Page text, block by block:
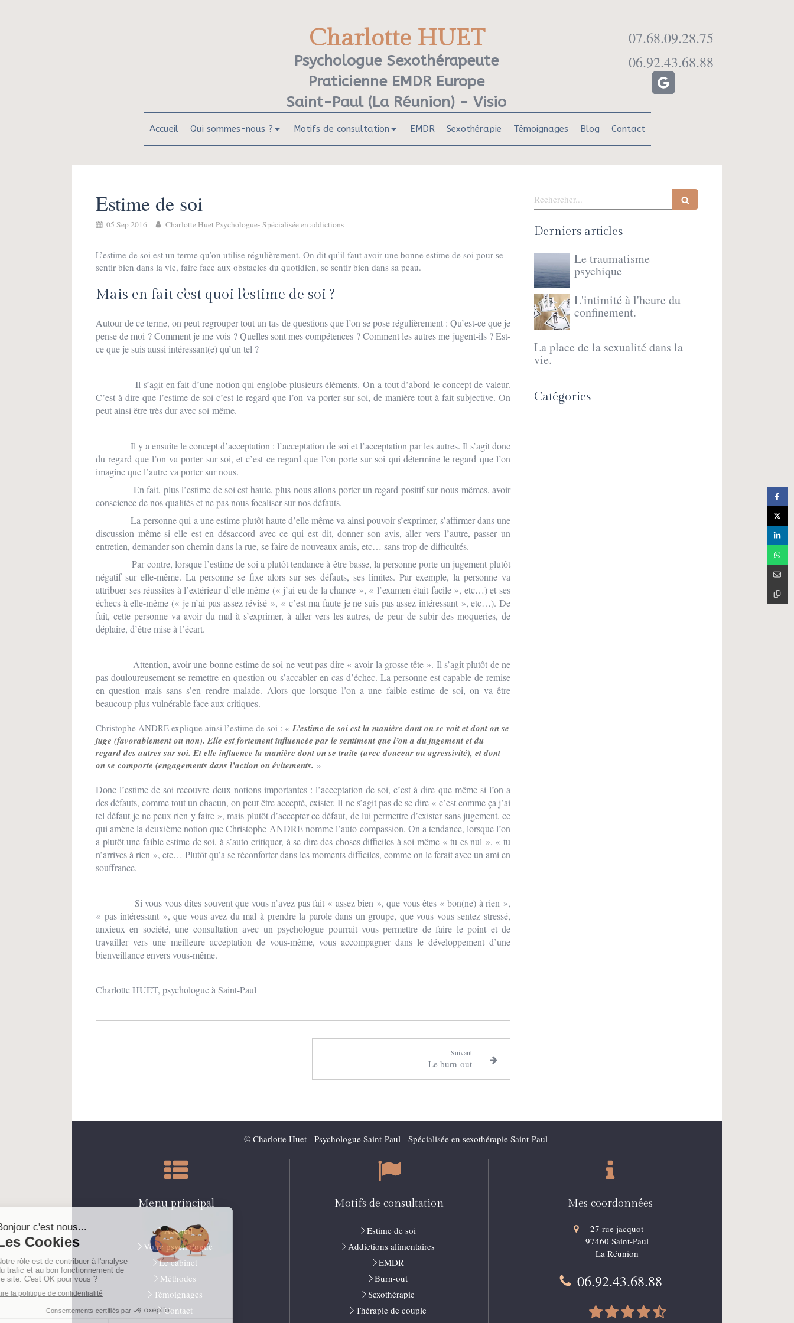
Charlotte HUET
07.68.09.28.75
06.92.43.68.88
Psychologue Sexothérapeute
Praticienne EMDR Europe
Saint-Paul (La Réunion) - Visio
Accueil Qui sommes-nous ? Motifs de consultation EMDR Sexothérapie Témoignages Blog Contact
Estime de soi
05 Sep 2016 Charlotte Huet Psychologue- Spécialisée en addictions
L’estime de soi est un terme qu’on utilise régulièrement. On dit qu’il faut avoir une bonne estime de soi pour se
sentir bien dans la vie, faire face aux obstacles du quotidien, se sentir bien dans sa peau.
Mais en fait c’est quoi l’estime de soi ?
Autour de ce terme, on peut regrouper tout un tas de questions que l’on se pose régulièrement : Qu’est-ce que je
pense de moi ? Comment je me vois ? Quelles sont mes compétences ? Comment les autres me jugent-ils ? Est-
ce que je suis aussi intéressant(e) qu’un tel ?
Il s’agit en fait d’une notion qui englobe plusieurs éléments. On a tout d’abord le concept de valeur.
C’est-à-dire que l’estime de soi c’est le regard que l’on va porter sur soi, de manière tout à fait subjective. On
peut ainsi être très dur avec soi-même.
Il y a ensuite le concept d’acceptation : l’acceptation de soi et l’acceptation par les autres. Il s’agit donc
du regard que l’on va porter sur soi, et c’est ce regard que l’on porte sur soi qui détermine le regard que l’on
imagine que l’autre va porter sur nous.
En fait, plus l’estime de soi est haute, plus nous allons porter un regard positif sur nous-mêmes, avoir
conscience de nos qualités et ne pas nous focaliser sur nos défauts.
La personne qui a une estime plutôt haute d’elle même va ainsi pouvoir s’exprimer, s’affirmer dans une
discussion même si elle est en désaccord avec ce qui est dit, donner son avis, aller vers l’autre, passer un
entretien, demander son chemin dans la rue, se faire de nouveaux amis, etc… sans trop de difficultés.
Par contre, lorsque l’estime de soi a plutôt tendance à être basse, la personne porte un jugement plutôt
négatif sur elle-même. La personne se fixe alors sur ses défauts, ses limites. Par exemple, la personne va
attribuer ses réussites à l’extérieur d’elle même (« j’ai eu de la chance », « l’examen était facile », etc…) et ses
échecs à elle-même (« je n’ai pas assez révisé », « c’est ma faute je ne suis pas assez intéressant », etc…). De
fait, cette personne va avoir du mal à s’exprimer, à aller vers les autres, de peur de subir des moqueries, de
déplaire, d’être mise à l’écart.
Attention, avoir une bonne estime de soi ne veut pas dire « avoir la grosse tête ». Il s’agit plutôt de ne
pas douloureusement se remettre en question ou s’accabler en cas d’échec. La personne est capable de remise
en question mais sans s’en rendre malade. Alors que lorsque l’on a une faible estime de soi, on va être
beaucoup plus vulnérable face aux critiques.
Christophe ANDRE explique ainsi l’estime de soi : « L’estime de soi est la manière dont on se voit et dont on se
juge (favorablement ou non). Elle est fortement influencée par le sentiment que l’on a du jugement et du
regard des autres sur soi. Et elle influence la manière dont on se traite (avec douceur ou agressivité), et dont
on se comporte (engagements dans l’action ou évitements. »
Donc l’estime de soi recouvre deux notions importantes : l’acceptation de soi, c’est-à-dire que même si l’on a
des défauts, comme tout un chacun, on peut être accepté, exister. Il ne s’agit pas de se dire « c’est comme ça j’ai
tel défaut je ne peux rien y faire », mais plutôt d’accepter ce défaut, de lui permettre d’exister sans jugement. ce
qui amène la deuxième notion que Christophe ANDRE nomme l’auto-compassion. On a tendance, lorsque l’on
a plutôt une faible estime de soi, à s’auto-critiquer, à se dire des choses difficiles à soi-même « tu es nul », « tu
n’arrives à rien », etc… Plutôt qu’a se réconforter dans les moments difficiles, comme on le ferait avec un ami en
souffrance.
Si vous vous dites souvent que vous n’avez pas fait « assez bien », que vous êtes « bon(ne) à rien »,
« pas intéressant », que vous avez du mal à prendre la parole dans un groupe, que vous vous sentez stressé,
anxieux en société, une consultation avec un psychologue pourrait vous permettre de faire le point et de
travailler vers une meilleure acceptation de vous-même, vous accompagner dans le développement d’une
bienveillance envers vous-même.
Charlotte HUET, psychologue à Saint-Paul
Suivant
Le burn-out
Rechercher
Derniers articles
Le traumatisme
psychique
L'intimité à l'heure du
confinement.
La place de la sexualité dans la
vie.
Catégories
© Charlotte Huet - Psychologue Saint-Paul - Spécialisée en sexothérapie Saint-Paul
Menu principal
Accueil
Votre psychologue
Le cabinet
Méthodes
Témoignages
Contact
Motifs de consultation
Estime de soi
Addictions alimentaires
EMDR
Burn-out
Sexothérapie
Thérapie de couple
Mes coordonnées
27 rue jacquot
97460 Saint-Paul
La Réunion
06.92.43.68.88